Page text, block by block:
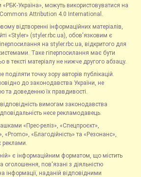
«РБК-Україна», можуть використовуватися на
Commons Attribution 4.0 International.
відтворенні інформаційних матеріалів,
«Styler» (styler.rbc.ua), обов'язковим є
на styler.rbc.ua, відкритого для
Таке гіперпосилання має бути
в тексті матеріалу не нижче другого абзацу.
поділяти точку зору авторів публікацій.
до законодавства України, не
та доведенню їх правдивості.
відповідність вимогам законодавства
несе рекламодавець.
«Прес-реліз», «Спецпроєкт»,
«Promo», «Благодійність» та «Резонанс»,
реклами.
є інформаційним форматом, що містить
оголошення, пов'язані з діяльністю
інформації, наданій відповідними